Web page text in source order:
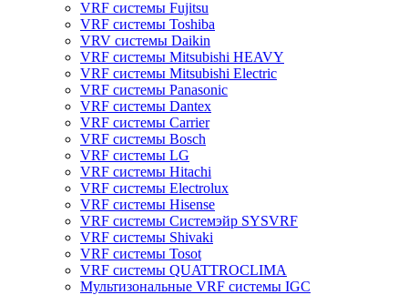
VRF системы Fujitsu
VRF системы Toshiba
VRV системы Daikin
VRF системы Mitsubishi HEAVY
VRF системы Mitsubishi Electric
VRF системы Panasonic
VRF системы Dantex
VRF системы Carrier
VRF системы Bosch
VRF системы LG
VRF системы Hitachi
VRF системы Electrolux
VRF системы Hisense
VRF системы Системэйр SYSVRF
VRF системы Shivaki
VRF системы Tosot
VRF системы QUATTROCLIMA
Мультизональные VRF системы IGC